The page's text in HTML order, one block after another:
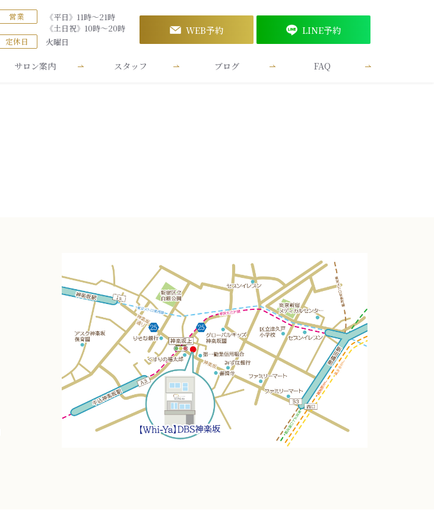
営業
《平日》11時～21時
《土日祝》10時～20時
定休日 火曜日
WEB予約 LINE予約
サロン案内 スタッフ ブログ FAQ